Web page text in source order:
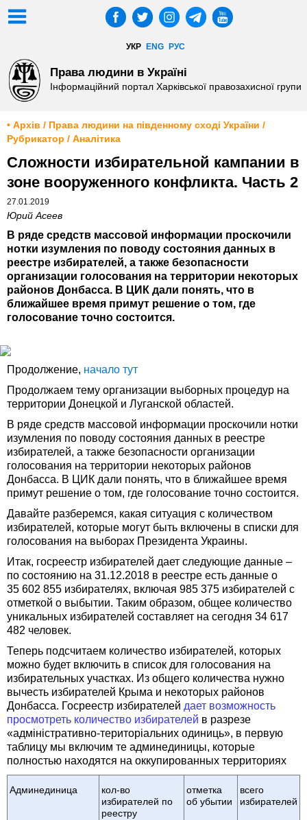
УКР ENG РУС
Права людини в Україні
Інформаційний портал Харківської правозахисної групи
• Архів / Права людини на південному сході України /
Рубрикатор / Аналітика
Сложности избирательной кампании в
зоне вооруженного конфликта. Часть 2
27.01.2019
Юрий Асеев
В ряде средств массовой информации проскочили
нотки изумления по поводу состояния данных в
реестре избирателей, а также безопасности
организации голосования на территории некоторых
районов Донбасса. В ЦИК дали понять, что в
ближайшее время примут решение о том, где
голосование точно состоится.
Продолжение, начало тут
Продолжаем тему организации выборных процедур на
территории Донецкой и Луганской областей.
В ряде средств массовой информации проскочили нотки
изумления по поводу состояния данных в реестре
избирателей, а также безопасности организации
голосования на территории некоторых районов
Донбасса. В ЦИК дали понять, что в ближайшее время
примут решение о том, где голосование точно состоится.
Давайте разберемся, какая ситуация с количеством
избирателей, которые могут быть включены в списки для
голосования на выборах Президента Украины.
Итак, госреестр избирателей дает следующие данные –
по состоянию на 31.12.2018 в реестре есть данные о
35 602 855 избирателях, включая 985 375 избирателей с
отметкой о выбытии. Таким образом, общее количество
уникальных избирателей составляет на сегодня 34 617
482 человек.
Теперь подсчитаем количество избирателей, которых
можно будет включить в список для голосования на
избирательных участках. Из общего количества нужно
вычесть избирателей Крыма и некоторых районов
Донбасса. Госреестр избирателей дает возможность
просмотреть количество избирателей в разрезе
«адміністративно-територіальних одиниць», в первую
таблицу мы включим те админединицы, которые
полностью находятся на оккупированных территориях
Админединица
кол-во
избирателей по
реестру
отметка
об убытии
всего
избирателей